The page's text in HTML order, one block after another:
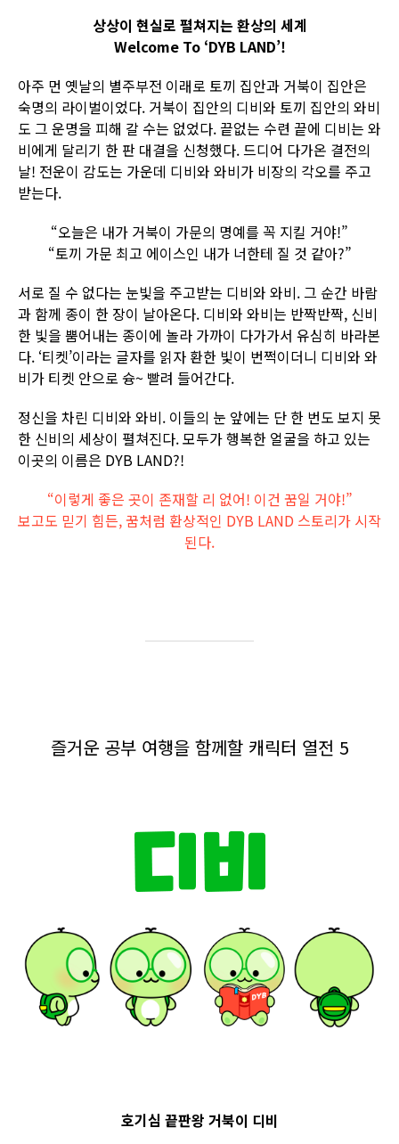
상상이 현실로 펼쳐지는 환상의 세계
Welcome To ‘DYB LAND’!
아주 먼 옛날의 별주부전 이래로 토끼 집안과 거북이 집안은
숙명의 라이벌이었다. 거북이 집안의 디비와 토끼 집안의 와비
도 그 운명을 피해 갈 수는 없었다. 끝없는 수련 끝에 디비는 와
비에게 달리기 한 판 대결을 신청했다. 드디어 다가온 결전의
날! 전운이 감도는 가운데 디비와 와비가 비장의 각오를 주고
받는다.
“오늘은 내가 거북이 가문의 명예를 꼭 지킬 거야!”
“토끼 가문 최고 에이스인 내가 너한테 질 것 같아?”
서로 질 수 없다는 눈빛을 주고받는 디비와 와비. 그 순간 바람
과 함께 종이 한 장이 날아온다. 디비와 와비는 반짝반짝, 신비
한 빛을 뿜어내는 종이에 놀라 가까이 다가가서 유심히 바라본
다. ‘티켓’이라는 글자를 읽자 환한 빛이 번쩍이더니 디비와 와
비가 티켓 안으로 슝~ 빨려 들어간다.
정신을 차린 디비와 와비. 이들의 눈 앞에는 단 한 번도 보지 못
한 신비의 세상이 펼쳐진다. 모두가 행복한 얼굴을 하고 있는
이곳의 이름은 DYB LAND?!
“이렇게 좋은 곳이 존재할 리 없어! 이건 꿈일 거야!”
보고도 믿기 힘든, 꿈처럼 환상적인 DYB LAND 스토리가 시작
된다.
즐거운 공부 여행을 함께할 캐릭터 열전 5
호기심 끝판왕 거북이 디비